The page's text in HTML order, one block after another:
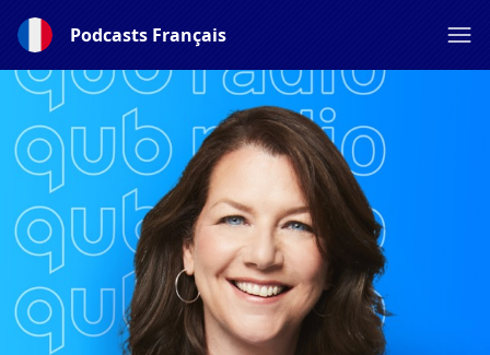
Podcasts Français